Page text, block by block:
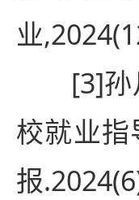
业
[3]
校就业
报